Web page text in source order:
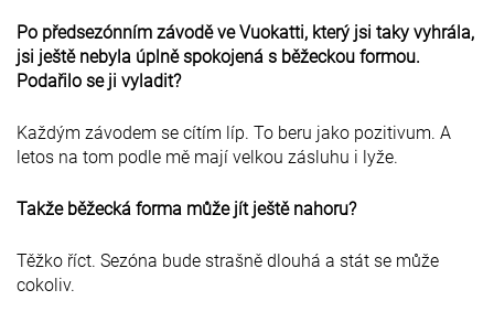
Po předsezónním závodě ve Vuokatti, který jsi taky vyhrála,
jsi ještě nebyla úplně spokojená s běžeckou formou.
Podařilo se ji vyladit?
Každým závodem se cítím líp. To beru jako pozitivum. A
letos na tom podle mě mají velkou zásluhu i lyže.
Takže běžecká forma může jít ještě nahoru?
Těžko říct. Sezóna bude strašně dlouhá a stát se může
cokoliv.